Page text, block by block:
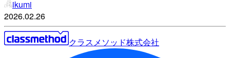
ikumi
2026.02.26
クラスメソッド株式会社